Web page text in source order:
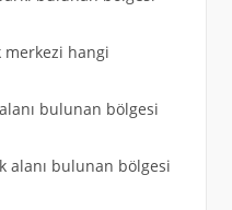
merkezi hangi
bulunan bölgesi
alanı bulunan bölgesi